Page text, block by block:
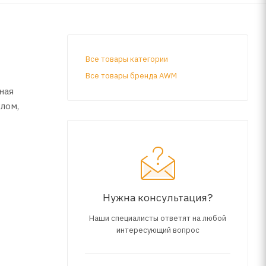
Все товары категории
Все товары бренда AWM
Нужна консультация?
Наши специалисты ответят на любой
интересующий вопрос